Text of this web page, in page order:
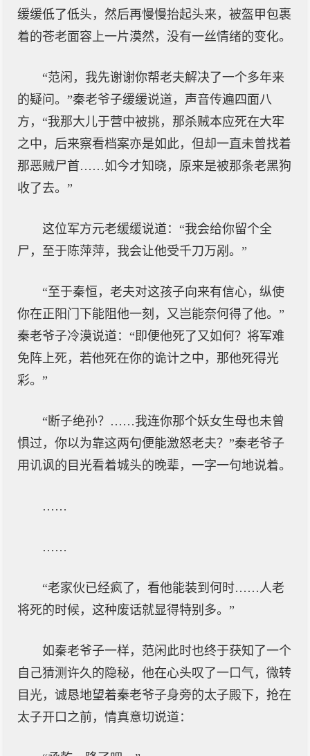
缓缓低了低头，然后再慢慢抬起头来，被盔甲包裹
着的苍老面容上一片漠然，没有一丝情绪的变化。
“范闲，我先谢谢你帮老夫解决了一个多年来
的疑问。”秦老爷子缓缓说道，声音传遍四面八
方，“我那大儿于营中被挑，那杀贼本应死在大牢
之中，后来察看档案亦是如此，但却一直未曾找着
那恶贼尸首……如今才知晓，原来是被那条老黑狗
收了去。”
这位军方元老缓缓说道：“我会给你留个全
尸，至于陈萍萍，我会让他受千刀万剐。”
“至于秦恒，老夫对这孩子向来有信心，纵使
你在正阳门下能阻他一刻，又岂能奈何得了他。”
秦老爷子冷漠说道：“即便他死了又如何？将军难
免阵上死，若他死在你的诡计之中，那他死得光
彩。”
“断子绝孙？……我连你那个妖女生母也未曾
惧过，你以为靠这两句便能激怒老夫？”秦老爷子
用讥讽的目光看着城头的晚辈，一字一句地说着。
……
……
“老家伙已经疯了，看他能装到何时……人老
将死的时候，这种废话就显得特别多。”
如秦老爷子一样，范闲此时也终于获知了一个
自己猜测许久的隐秘，他在心头叹了一口气，微转
目光，诚恳地望着秦老爷子身旁的太子殿下，抢在
太子开口之前，情真意切说道：